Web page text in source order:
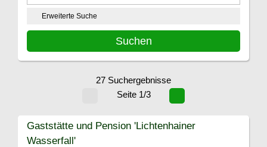
Erweiterte Suche
27 Suchergebnisse
Seite 1/3
Gaststätte und Pension 'Lichtenhainer
Wasserfall'